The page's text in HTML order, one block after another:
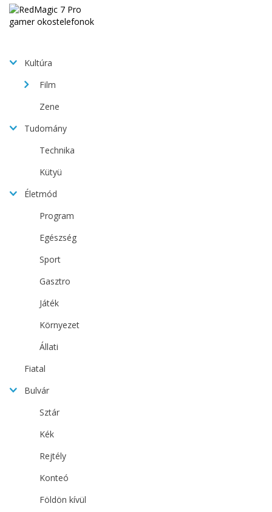
Kultúra
Film
Zene
Tudomány
Technika
Kütyü
Életmód
Program
Egészség
Sport
Gasztro
Játék
Környezet
Állati
Fiatal
Bulvár
Sztár
Kék
Rejtély
Konteó
Földön kívül